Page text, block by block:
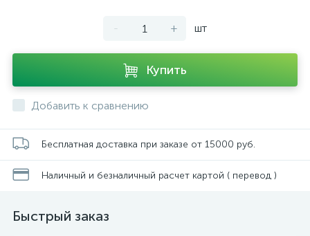
- + шт
Купить
Добавить к сравнению
Бесплатная доставка при заказе от 15000 руб.
Наличный и безналичный расчет картой ( перевод )
Быстрый заказ